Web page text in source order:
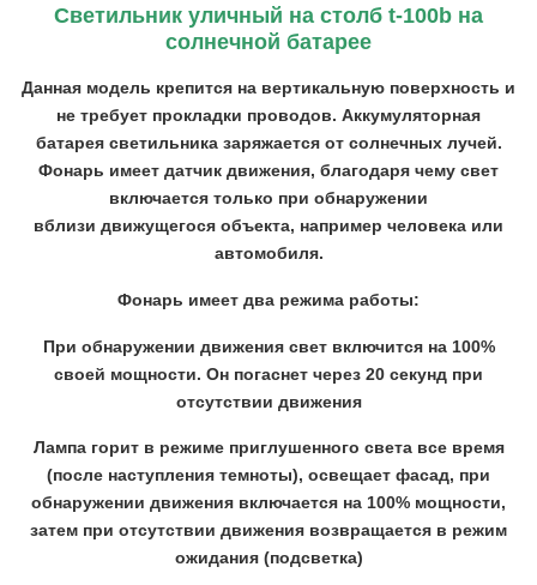
Светильник уличный на столб t-100b на
солнечной батарее
Данная модель крепится на вертикальную поверхность и
не требует прокладки проводов. Аккумуляторная
батарея светильника заряжается от солнечных лучей.
Фонарь имеет датчик движения, благодаря чему свет
включается только при обнаружении
вблизи движущегося объекта, например человека или
автомобиля.
Фонарь имеет два режима работы:
При обнаружении движения свет включится на 100%
своей мощности. Он погаснет через 20 секунд при
отсутствии движения
Лампа горит в режиме приглушенного света все время
(после наступления темноты), освещает фасад, при
обнаружении движения включается на 100% мощности,
затем при отсутствии движения возвращается в режим
ожидания (подсветка)